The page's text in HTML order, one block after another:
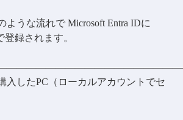
ような流れで Microsoft Entra IDに
登録されます。
入したPC（ローカルアカウントでセ